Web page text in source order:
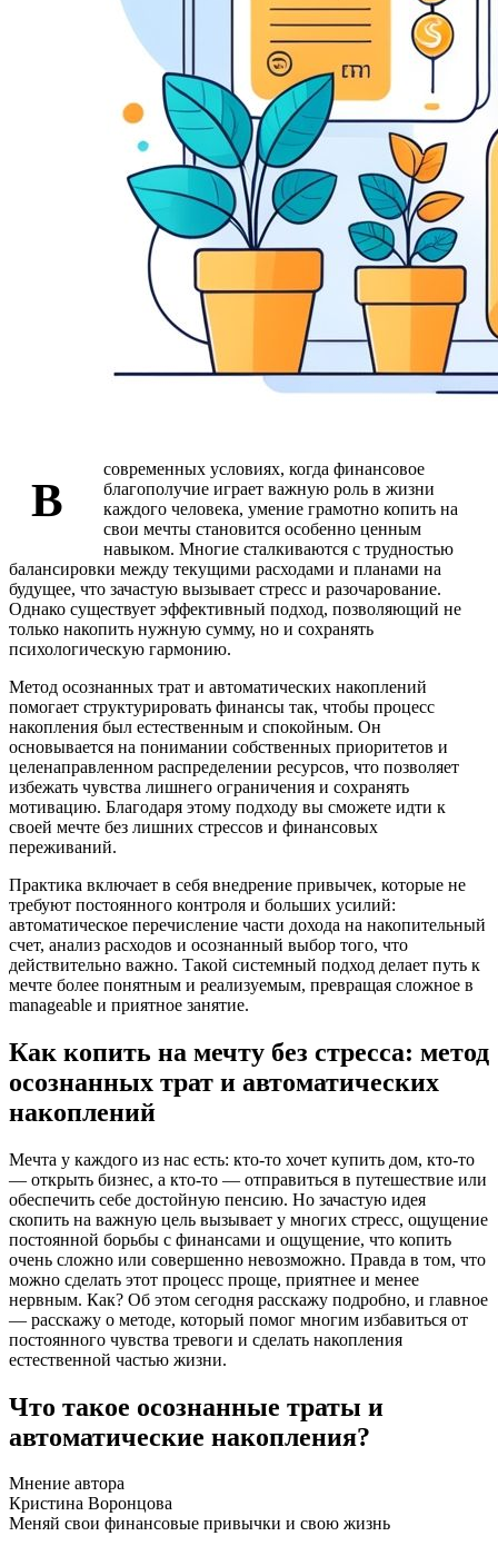
В
современных условиях, когда финансовое
благополучие играет важную роль в жизни
каждого человека, умение грамотно копить на
свои мечты становится особенно ценным
навыком. Многие сталкиваются с трудностью
балансировки между текущими расходами и планами на
будущее, что зачастую вызывает стресс и разочарование.
Однако существует эффективный подход, позволяющий не
только накопить нужную сумму, но и сохранять
психологическую гармонию.
Метод осознанных трат и автоматических накоплений
помогает структурировать финансы так, чтобы процесс
накопления был естественным и спокойным. Он
основывается на понимании собственных приоритетов и
целенаправленном распределении ресурсов, что позволяет
избежать чувства лишнего ограничения и сохранять
мотивацию. Благодаря этому подходу вы сможете идти к
своей мечте без лишних стрессов и финансовых
переживаний.
Практика включает в себя внедрение привычек, которые не
требуют постоянного контроля и больших усилий:
автоматическое перечисление части дохода на накопительный
счет, анализ расходов и осознанный выбор того, что
действительно важно. Такой системный подход делает путь к
мечте более понятным и реализуемым, превращая сложное в
manageable и приятное занятие.
Как копить на мечту без стресса: метод
осознанных трат и автоматических
накоплений
Мечта у каждого из нас есть: кто-то хочет купить дом, кто-то
— открыть бизнес, а кто-то — отправиться в путешествие или
обеспечить себе достойную пенсию. Но зачастую идея
скопить на важную цель вызывает у многих стресс, ощущение
постоянной борьбы с финансами и ощущение, что копить
очень сложно или совершенно невозможно. Правда в том, что
можно сделать этот процесс проще, приятнее и менее
нервным. Как? Об этом сегодня расскажу подробно, и главное
— расскажу о методе, который помог многим избавиться от
постоянного чувства тревоги и сделать накопления
естественной частью жизни.
Что такое осознанные траты и
автоматические накопления?
Мнение автора
Кристина Воронцова
Меняй свои финансовые привычки и свою жизнь